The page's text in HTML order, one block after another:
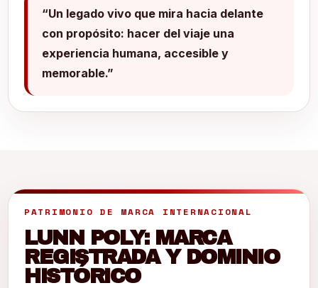
“Un legado vivo que mira hacia delante
con propósito: hacer del viaje una
experiencia humana, accesible y
memorable.”
PATRIMONIO DE MARCA INTERNACIONAL
LUNN POLY: MARCA
REGISTRADA Y DOMINIO
HISTÓRICO